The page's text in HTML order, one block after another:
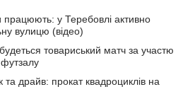
працюють: у Теребовлі активно
вулицю (відео)
товариський матч за участю
футзалу
та драйв: прокат квадроциклів на